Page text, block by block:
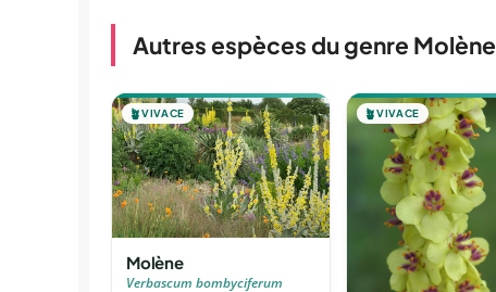
Autres espèces du genre Molène
🪴VIVACE
Molène
Verbascum bombyciferum
🪴VIVACE